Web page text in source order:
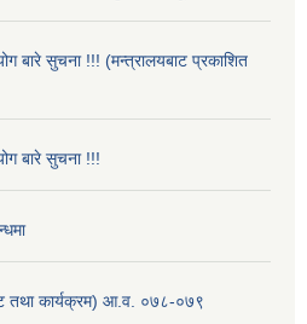
बारे सुचना !!! (मन्त्रालयबाट प्रकाशित
बारे सुचना !!!
तथा कार्यक्रम) आ.व. ०७८-०७९